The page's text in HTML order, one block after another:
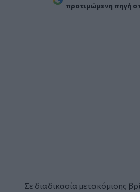
προτιμώμενη πηγή
Σε διαδικασία μετακόμισης